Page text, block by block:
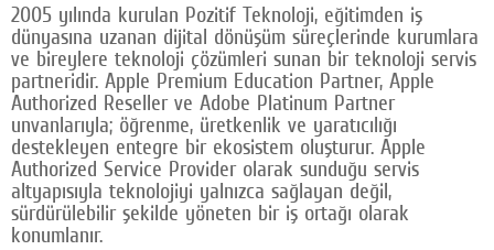
2005 yılında kurulan Pozitif Teknoloji, eğitimden iş
dünyasına uzanan dijital dönüşüm süreçlerinde kurumlara
ve bireylere teknoloji çözümleri sunan bir teknoloji servis
partneridir. Apple Premium Education Partner, Apple
Authorized Reseller ve Adobe Platinum Partner
unvanlarıyla; öğrenme, üretkenlik ve yaratıcılığı
destekleyen entegre bir ekosistem oluşturur. Apple
Authorized Service Provider olarak sunduğu servis
altyapısıyla teknolojiyi yalnızca sağlayan değil,
sürdürülebilir şekilde yöneten bir iş ortağı olarak
konumlanır.